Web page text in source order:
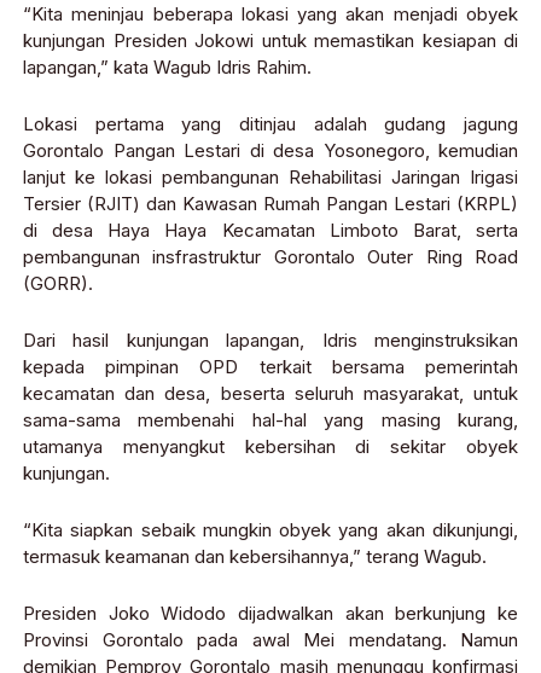
“Kita meninjau beberapa lokasi yang akan menjadi obyek
kunjungan Presiden Jokowi untuk memastikan kesiapan di
lapangan,” kata Wagub Idris Rahim.
Lokasi pertama yang ditinjau adalah gudang jagung
Gorontalo Pangan Lestari di desa Yosonegoro, kemudian
lanjut ke lokasi pembangunan Rehabilitasi Jaringan Irigasi
Tersier (RJIT) dan Kawasan Rumah Pangan Lestari (KRPL)
di desa Haya Haya Kecamatan Limboto Barat, serta
pembangunan insfrastruktur Gorontalo Outer Ring Road
(GORR).
Dari hasil kunjungan lapangan, Idris menginstruksikan
kepada pimpinan OPD terkait bersama pemerintah
kecamatan dan desa, beserta seluruh masyarakat, untuk
sama-sama membenahi hal-hal yang masing kurang,
utamanya menyangkut kebersihan di sekitar obyek
kunjungan.
“Kita siapkan sebaik mungkin obyek yang akan dikunjungi,
termasuk keamanan dan kebersihannya,” terang Wagub.
Presiden Joko Widodo dijadwalkan akan berkunjung ke
Provinsi Gorontalo pada awal Mei mendatang. Namun
demikian Pemprov Gorontalo masih menunggu konfirmasi